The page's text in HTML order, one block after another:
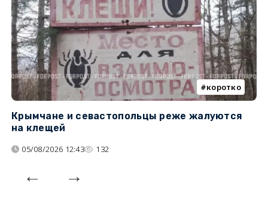
коротко
Крымчане и севастопольцы реже жалуются
на клещей
05/08/2026 12:43 132